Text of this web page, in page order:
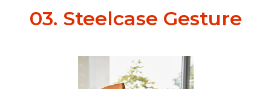
03. Steelcase Gesture